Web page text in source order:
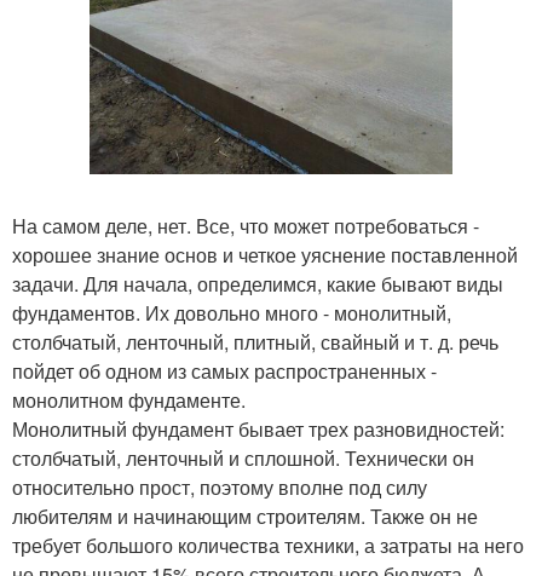
На самом деле, нет. Все, что может потребоваться -
хорошее знание основ и четкое уяснение поставленной
задачи. Для начала, определимся, какие бывают виды
фундаментов. Их довольно много - монолитный,
столбчатый, ленточный, плитный, свайный и т. д. речь
пойдет об одном из самых распространенных -
монолитном фундаменте.
Монолитный фундамент бывает трех разновидностей:
столбчатый, ленточный и сплошной. Технически он
относительно прост, поэтому вполне под силу
любителям и начинающим строителям. Также он не
требует большого количества техники, а затраты на него